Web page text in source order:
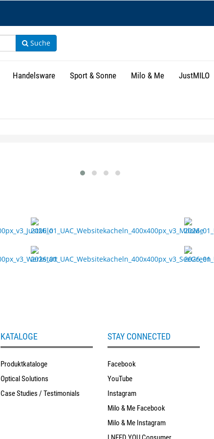
Suche
Handelsware Sport & Sonne Milo & Me JustMILO
KATALOGE
Produktkataloge
Optical Solutions
Case Studies / Testimonials
STAY CONNECTED
Facebook
YouTube
Instagram
Milo & Me Facebook
Milo & Me Instagram